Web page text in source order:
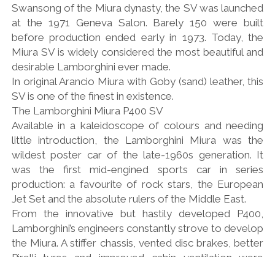
Swansong of the Miura dynasty, the SV was launched
at the 1971 Geneva Salon. Barely 150 were built
before production ended early in 1973. Today, the
Miura SV is widely considered the most beautiful and
desirable Lamborghini ever made.
In original Arancio Miura with Goby (sand) leather, this
SV is one of the finest in existence.
The Lamborghini Miura P400 SV
Available in a kaleidoscope of colours and needing
little introduction, the Lamborghini Miura was the
wildest poster car of the late-1960s generation. It
was the first mid-engined sports car in series
production: a favourite of rock stars, the European
Jet Set and the absolute rulers of the Middle East.
From the innovative but hastily developed P400,
Lamborghini’s engineers constantly strove to develop
the Miura. A stiffer chassis, vented disc brakes, better